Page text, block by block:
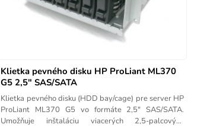
Klietka pevného disku HP ProLiant ML370
G5 2,5" SAS/SATA
Klietka pevného disku (HDD bay/cage) pre server HP
ProLiant ML370 G5 vo formáte 2,5" SAS/SATA.
Umožňuje inštaláciu viacerých 2,5-palcových